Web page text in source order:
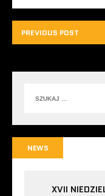
PREVIOUS POST
NEWS
XVII